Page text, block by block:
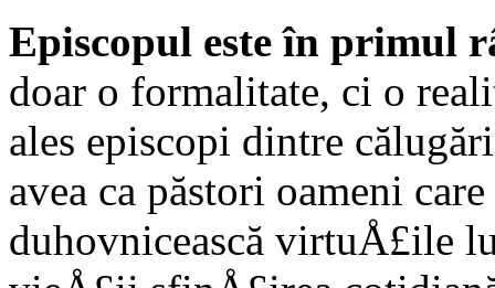
Episcopul este în primul
doar o formalitate, ci o
ales episcopi dintre
avea ca păstori oameni
duhovnicească virtuÅ£ile